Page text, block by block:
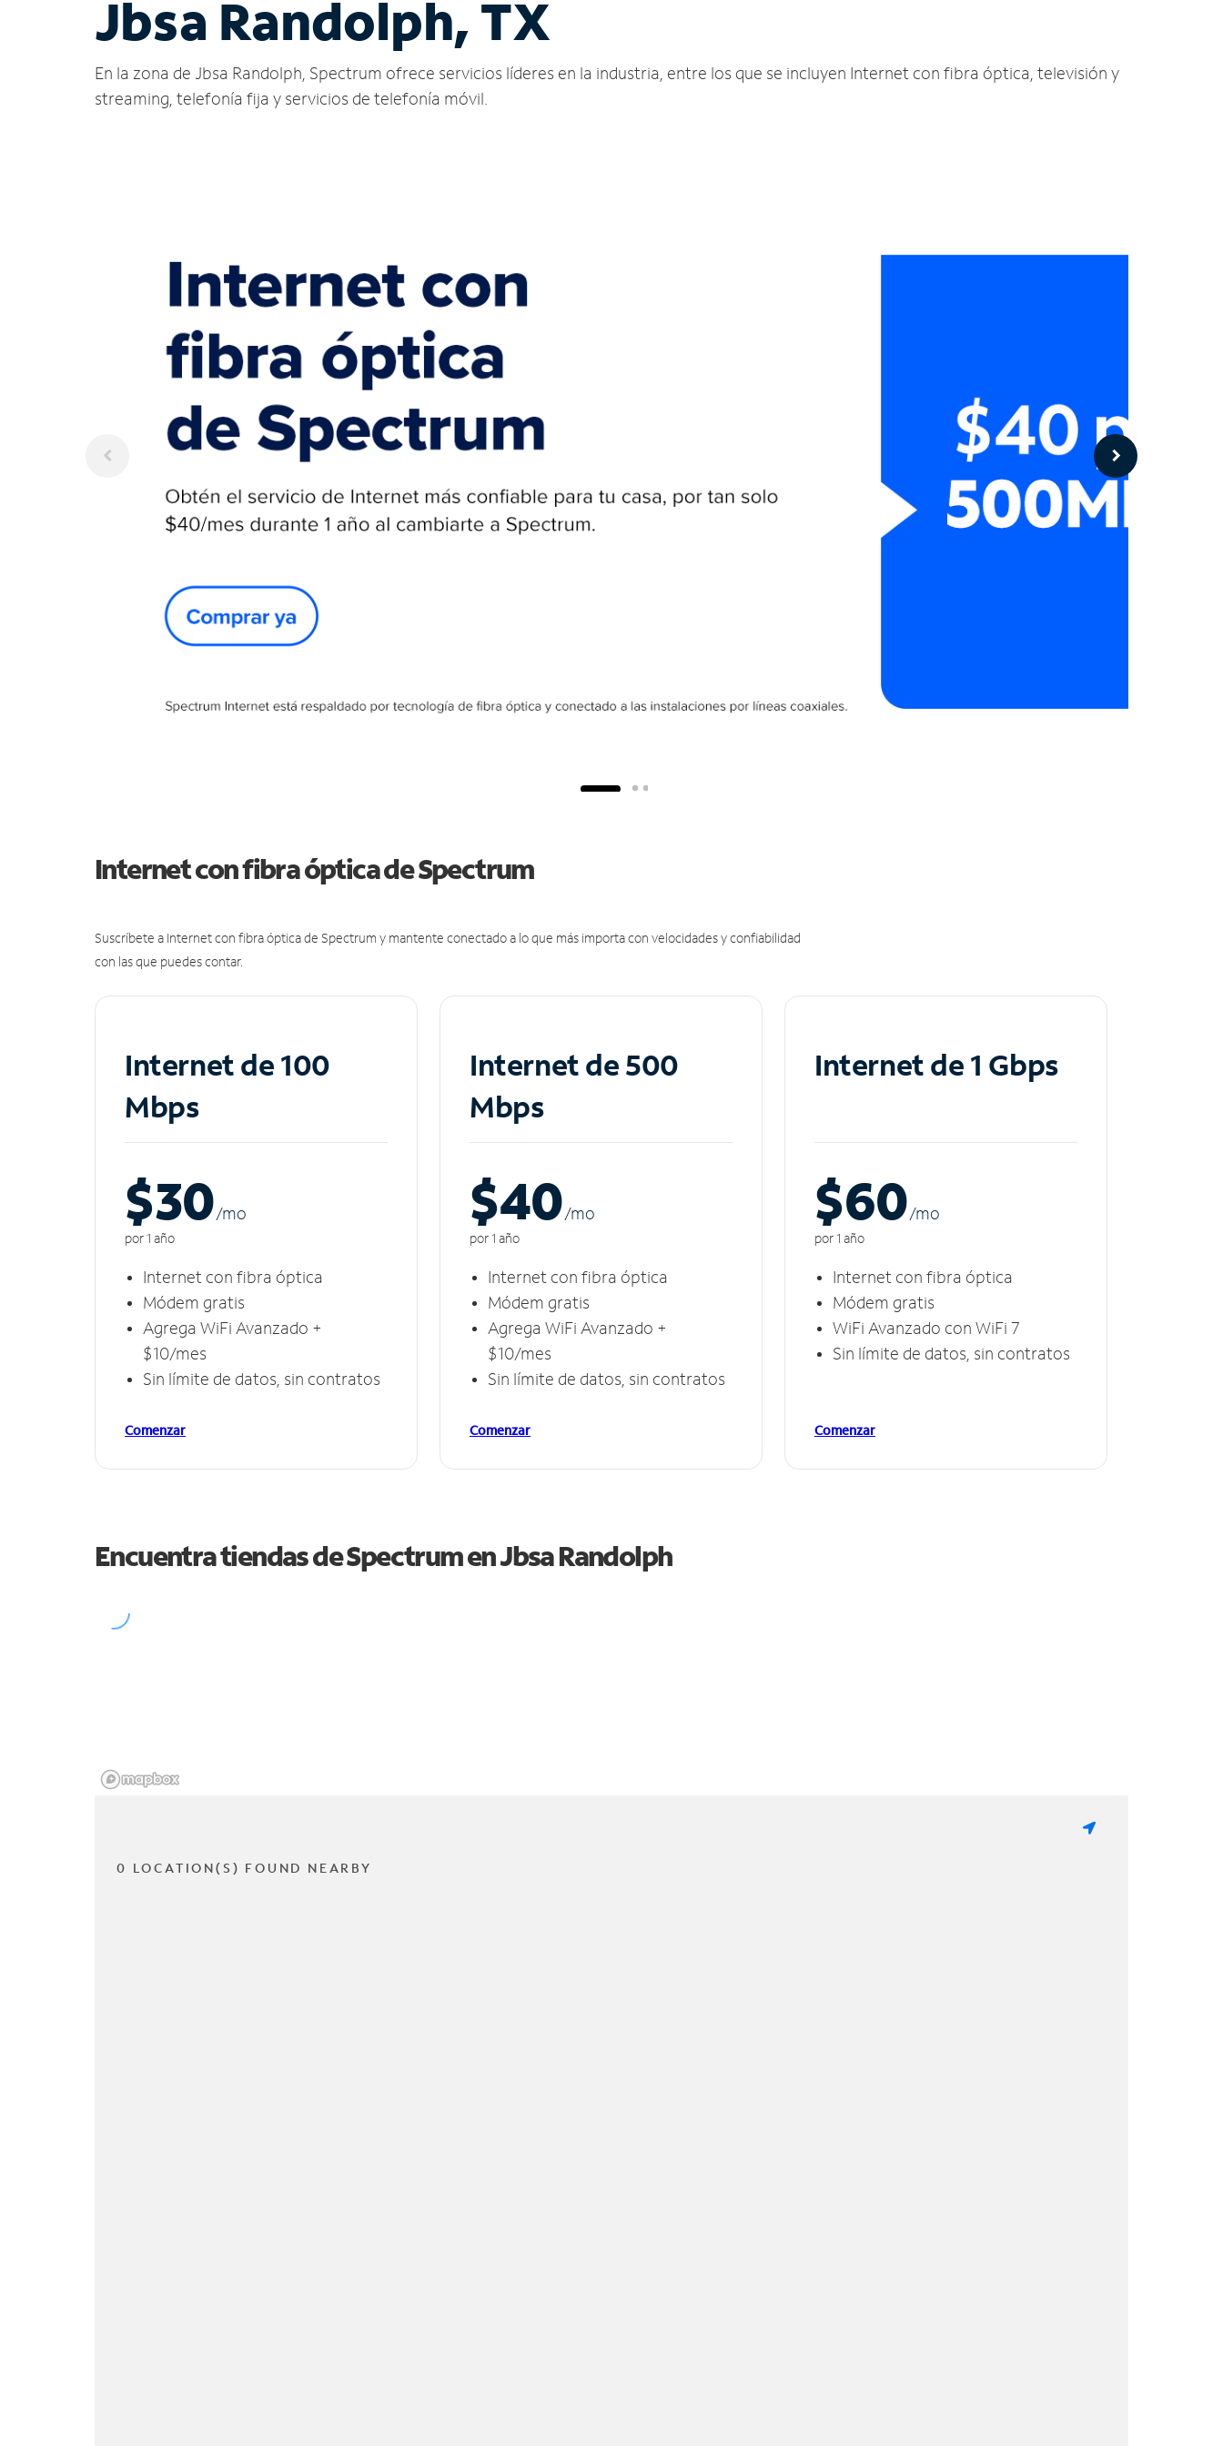
Jbsa Randolph, TX
En la zona de Jbsa Randolph, Spectrum ofrece servicios líderes en la industria, entre los que se incluyen Internet con fibra óptica, televisión y
streaming, telefonía fija y servicios de telefonía móvil.
Internet con fibra óptica de Spectrum
Suscríbete a Internet con fibra óptica de Spectrum y mantente conectado a lo que más importa con velocidades y confiabilidad
con las que puedes contar.
Internet de 100
Mbps
$30/mo
por 1 año
Internet con fibra óptica
Módem gratis
Agrega WiFi Avanzado +
$10/mes
Sin límite de datos, sin contratos
Comenzar
Internet de 500
Mbps
$40/mo
por 1 año
Internet con fibra óptica
Módem gratis
Agrega WiFi Avanzado +
$10/mes
Sin límite de datos, sin contratos
Comenzar
Internet de 1 Gbps
$60/mo
por 1 año
Internet con fibra óptica
Módem gratis
WiFi Avanzado con WiFi 7
Sin límite de datos, sin contratos
Comenzar
Encuentra tiendas de Spectrum enJbsa Randolph
0 LOCATION(S) FOUND NEARBY